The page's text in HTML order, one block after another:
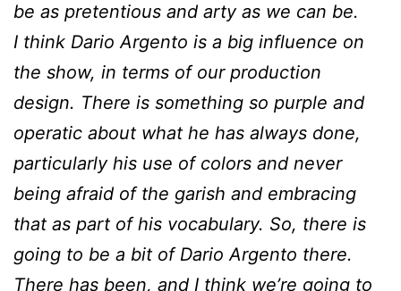
be as pretentious and arty as we can be.
I think Dario Argento is a big influence on
the show, in terms of our production
design. There is something so purple and
operatic about what he has always done,
particularly his use of colors and never
being afraid of the garish and embracing
that as part of his vocabulary. So, there is
going to be a bit of Dario Argento there.
There has been, and I think we’re going to